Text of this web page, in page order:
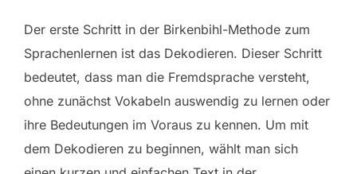
Der erste Schritt in der Birkenbihl-Methode zum
Sprachenlernen ist das Dekodieren. Dieser Schritt
bedeutet, dass man die Fremdsprache versteht,
ohne zunächst Vokabeln auswendig zu lernen oder
ihre Bedeutungen im Voraus zu kennen. Um mit
dem Dekodieren zu beginnen, wählt man sich